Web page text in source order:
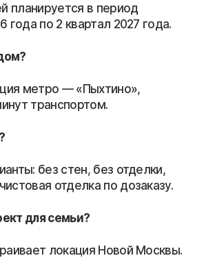
планируется в период
года по 2 квартал 2027 года.
метро — «Пыхтино»,
транспортом.
без стен, без отделки,
отделка по дозаказу.
для семьи?
локация Новой Москвы.